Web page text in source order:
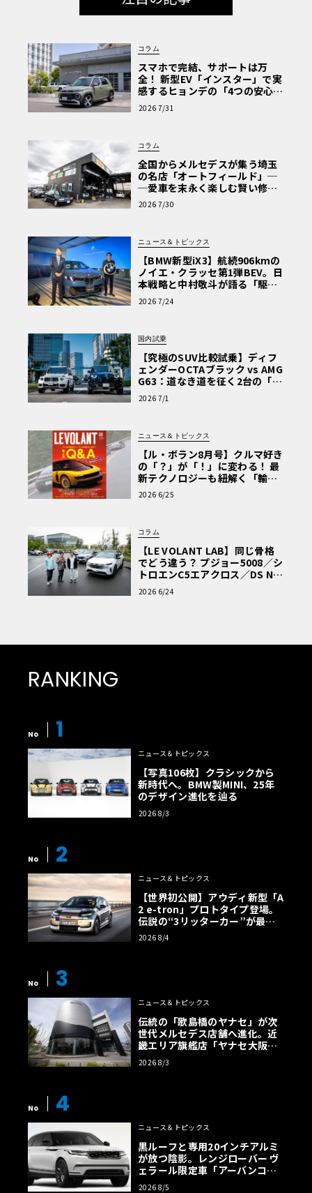
コラム
スマホで完結、サポートは万
全！ 新型EV「インスター」で実
感するヒョンデの「4つの安心」
【第1回・ヒョンデ6つの疑問：
Why? Hyundai?】〈PR〉
2026 7/31
コラム
全国からメルセデスが集う埼玉
の名店「オートフィールド」─
─愛車を末永く楽しむ賢い修理
術と、プロがフックス製オイル
を選ぶ理由〈PR〉
2026 7/30
ニュース＆トピックス
【BMW新型iX3】航続906kmの
ノイエ・クラッセ第1弾BEV。日
本戦略と中村敬斗が語る「駆け
ぬける歓び」
2026 7/24
国内試乗
【究極のSUV比較試乗】ディフ
ェンダーOCTAブラック vs AMG
G63：道なき道を征く2台の「対
極的アプローチ」
2026 7/1
ニュース＆トピックス
【ル・ボラン8月号】クルマ好き
の「？」が「！」に変わる！ 最
新テクノロジーも紐解く「輸入
車Q&A」
2026 6/25
コラム
【LE VOLANT LAB】同じ骨格
でどう違う？ プジョー5008／シ
トロエンC5エアクロス／DS Nº4
読者一気乗りレポート
2026 6/24
RANKING
No 1
ニュース＆トピックス
【写真106枚】クラシックから
新時代へ。BMW製MINI、25年
のデザイン進化を辿る
2026 8/3
No 2
ニュース＆トピックス
【世界初公開】アウディ新型「A
2 e-tron」プロトタイプ登場。
伝説の“3リッターカー”が最高
効率エントリーBEVとして復活
【画像38枚】
2026 8/4
No 3
ニュース＆トピックス
伝統の「歌島橋のヤナセ」が次
世代メルセデス店舗へ進化。近
畿エリア旗艦店「ヤナセ大阪支
店」がリニューアル
2026 8/3
No 4
ニュース＆トピックス
黒ルーフと専用20インチアルミ
が放つ陰影。レンジローバー ヴ
ェラール限定車「アーバンコン
トラスト・エディション」登場
2026 8/5